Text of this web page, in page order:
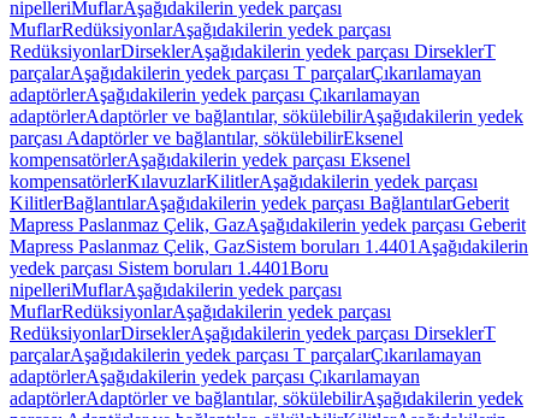
nipelleriMuflarAşağıdakilerin yedek parçası
MuflarRedüksiyonlarAşağıdakilerin yedek parçası
RedüksiyonlarDirseklerAşağıdakilerin yedek parçası DirseklerT
parçalarAşağıdakilerin yedek parçası T parçalarÇıkarılamayan
adaptörlerAşağıdakilerin yedek parçası Çıkarılamayan
adaptörlerAdaptörler ve bağlantılar, sökülebilirAşağıdakilerin yedek
parçası Adaptörler ve bağlantılar, sökülebilirEksenel
kompensatörlerAşağıdakilerin yedek parçası Eksenel
kompensatörlerKılavuzlarKilitlerAşağıdakilerin yedek parçası
KilitlerBağlantılarAşağıdakilerin yedek parçası BağlantılarGeberit
Mapress Paslanmaz Çelik, GazAşağıdakilerin yedek parçası Geberit
Mapress Paslanmaz Çelik, GazSistem boruları 1.4401 Aşağıdakilerin
yedek parçası Sistem boruları 1.4401Boru
nipelleriMuflarAşağıdakilerin yedek parçası
MuflarRedüksiyonlarAşağıdakilerin yedek parçası
RedüksiyonlarDirseklerAşağıdakilerin yedek parçası DirseklerT
parçalarAşağıdakilerin yedek parçası T parçalarÇıkarılamayan
adaptörlerAşağıdakilerin yedek parçası Çıkarılamayan
adaptörlerAdaptörler ve bağlantılar, sökülebilirAşağıdakilerin yedek